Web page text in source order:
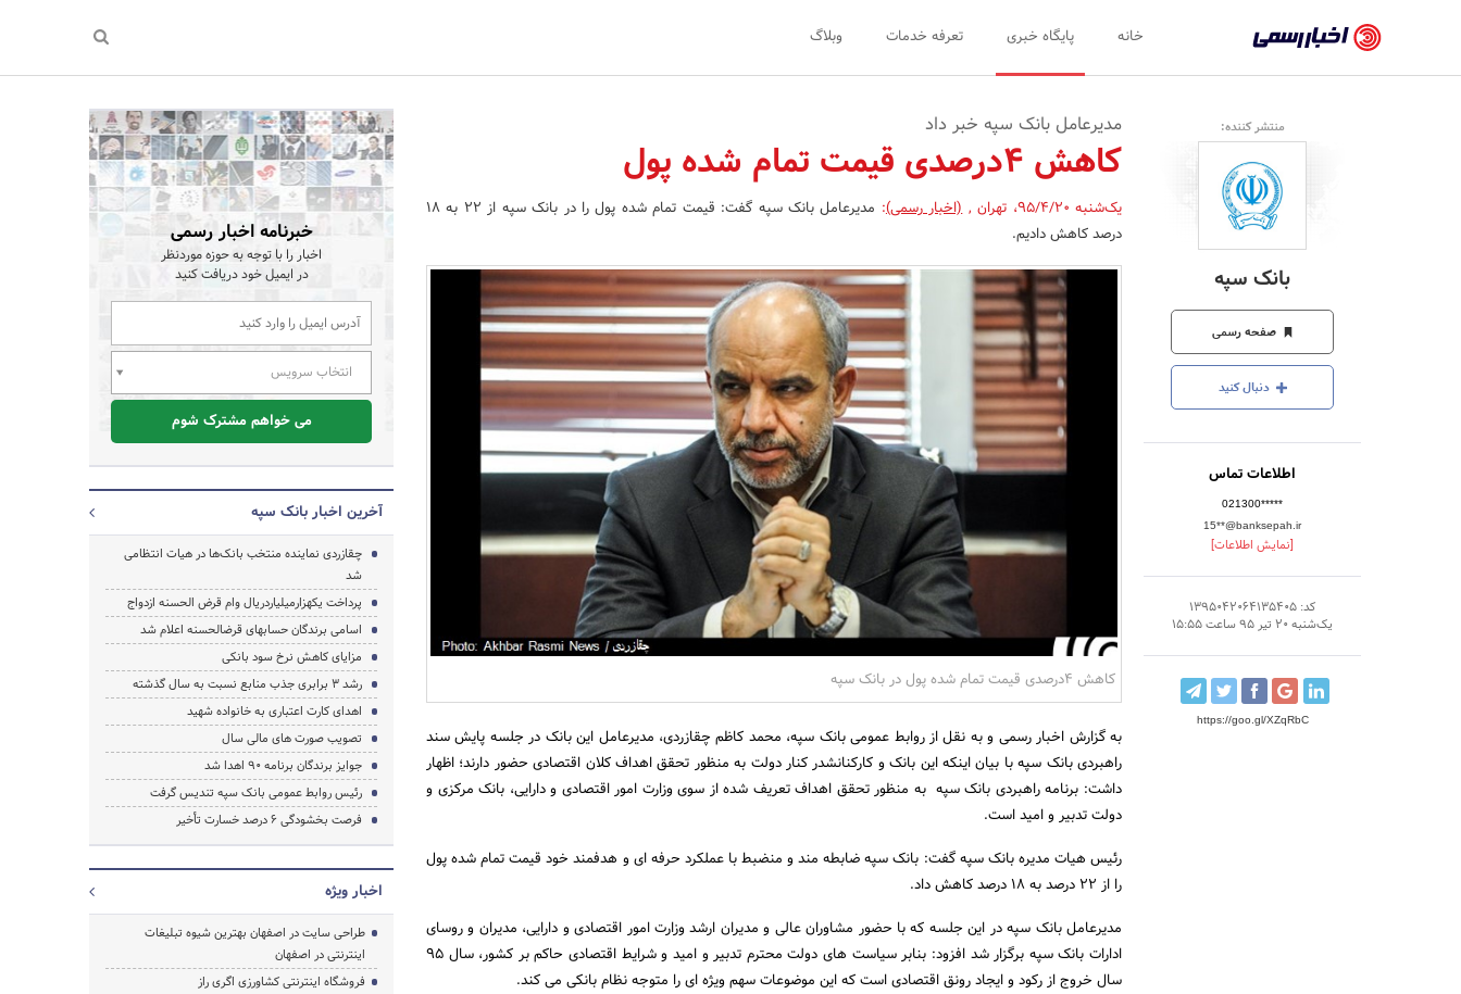
رسمی
-
اخبار
تایید
شده
شرکت‌ها،
سازمان‌ها
و
روابط
عمومی‌ها
خانه پایگاه خبری تعرفه خدمات وبلاگ
منتشر کننده:
بانک سپه
صفحه رسمی
دنبال کنید
اطلاعات تماس
021300*****
15**@banksepah.ir
[نمایش اطلاعات]
کد: 1395042064135405
یک‌شنبه 20 تیر 95 ساعت 15:55
https://goo.gl/XZqRbC
مدیرعامل بانک سپه خبر داد
کاهش 4درصدی قیمت تمام شده پول
یک‌شنبه 95/4/20 ، تهران ,(اخبار رسمی):
مدیرعامل بانک سپه گفت: قیمت تمام شده پول را در بانک سپه از 22 به 18
درصد کاهش دادیم.
کاهش 4درصدی قیمت تمام شده پول در بانک سپه
به گزارش اخبار رسمی و به نقل از روابط عمومی بانک سپه، محمد کاظم چقازردی، مدیرعامل این بانک در جلسه پایش سند
راهبردی بانک سپه با بیان اینکه این بانک و کارکنانشدر کنار دولت به منظور تحقق اهداف کلان اقتصادی حضور دارند؛ اظهار
داشت: برنامه راهبردی بانک سپه به منظور تحقق اهداف تعریف شده از سوی وزارت امور اقتصادی و دارایی، بانک مرکزی و
دولت تدبیر و امید است.
رئیس هیات مدیره بانک سپه گفت: بانک سپه ضابطه مند و منضبط با عملکرد حرفه ای و هدفمند خود قیمت تمام شده پول
را از 22 درصد به 18 درصد کاهش داد.
مدیرعامل بانک سپه در این جلسه که با حضور مشاوران عالی و مدیران ارشد وزارت امور اقتصادی و دارایی، مدیران و روسای
ادارات بانک سپه برگزار شد افزود: بنابر سیاست های دولت محترم تدبیر و امید و شرایط اقتصادی حاکم بر کشور، سال 95
سال خروج از رکود و ایجاد رونق اقتصادی است که این موضوعات سهم ویژه ای را متوجه نظام بانکی می کند.
خبرنامه اخبار رسمی
اخبار را با توجه به حوزه موردنظر
در ایمیل خود دریافت کنید
انتخاب سرویس
می خواهم مشترک شوم
آخرین اخبار بانک سپه
چقازردی نماینده منتخب بانک‌ها در هیات انتظامی
شد
پرداخت یکهزارمیلیاردریال وام قرض الحسنه ازدواج
اسامی برندگان حساب‎های قرض‎الحسنه اعلام شد
مزایای کاهش نرخ سود بانکی
رشد 3 برابری جذب منابع نسبت به سال گذشته
اهدای کارت اعتباری به خانواده شهید
تصویب صورت های مالی سال
جوایز برندگان برنامه 90 اهدا شد
رئیس روابط عمومی بانک سپه تندیس گرفت
فرصت بخشودگی 6 درصد خسارت تأخیر
اخبار ویژه
طراحی سایت در اصفهان بهترین شیوه تبلیغات
اینترنتی در اصفهان
فروشگاه اینترنتی کشاورزی اگری راز